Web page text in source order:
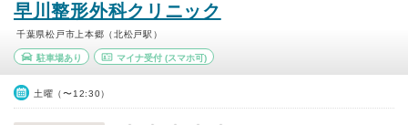
早川整形外科クリニック
千葉県松戸市上本郷（北松戸駅）
駐車場あり マイナ受付(スマホ可)
土曜（〜12:30）